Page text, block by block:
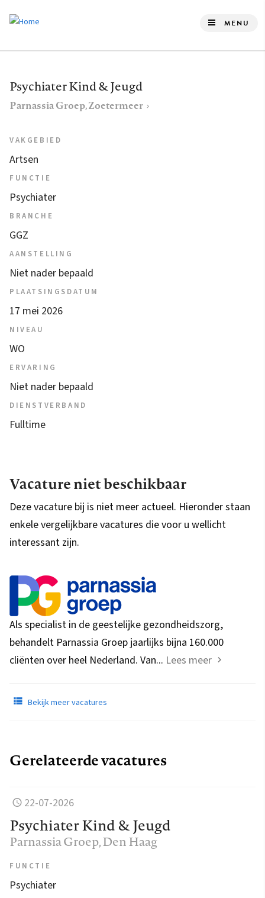
de
gaan
MENU
Psychiater Kind & Jeugd
Parnassia Groep, Zoetermeer
VAKGEBIED
Artsen
FUNCTIE
Psychiater
BRANCHE
GGZ
AANSTELLING
Niet nader bepaald
PLAATSINGSDATUM
17 mei 2026
NIVEAU
WO
ERVARING
Niet nader bepaald
DIENSTVERBAND
Fulltime
Vacature niet beschikbaar
Deze vacature bij is niet meer actueel. Hieronder staan
enkele vergelijkbare vacatures die voor u wellicht
interessant zijn.
Als specialist in de geestelijke gezondheidszorg,
behandelt Parnassia Groep jaarlijks bijna 160.000
cliënten over heel Nederland. Van... Lees meer
Bekijk meer vacatures
Gerelateerde vacatures
22-07-2026
Psychiater Kind & Jeugd
Parnassia Groep, Den Haag
FUNCTIE
Psychiater